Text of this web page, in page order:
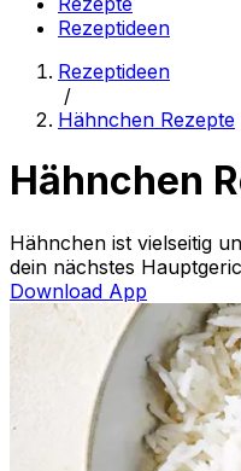
Rezeptideen
Rezeptideen
/
Hähnchen Rezepte
Hähnchen
Hähnchen ist vielseitig
dein nächstes
Download App